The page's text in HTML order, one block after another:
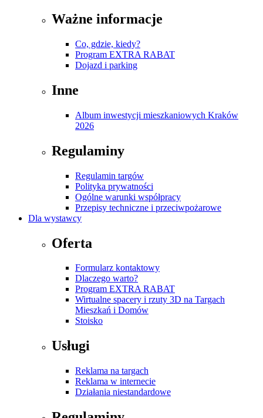
Ważne informacje
Co, gdzie, kiedy?
Program EXTRA RABAT
Dojazd i parking
Inne
Album inwestycji mieszkaniowych Kraków
2026
Regulaminy
Regulamin targów
Polityka prywatności
Ogólne warunki współpracy
Przepisy techniczne i przeciwpożarowe
Dla wystawcy
Oferta
Formularz kontaktowy
Dlaczego warto?
Program EXTRA RABAT
Wirtualne spacery i rzuty 3D na Targach
Mieszkań i Domów
Stoisko
Usługi
Reklama na targach
Reklama w internecie
Działania niestandardowe